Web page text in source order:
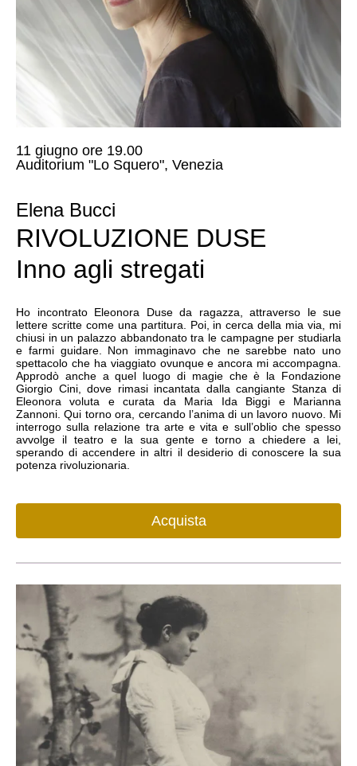
11 giugno ore 19.00
Auditorium "Lo Squero", Venezia
Elena Bucci
RIVOLUZIONE DUSE
Inno agli stregati
Ho incontrato Eleonora Duse da ragazza, attraverso le sue
lettere scritte come una partitura. Poi, in cerca della mia via, mi
chiusi in un palazzo abbandonato tra le campagne per studiarla
e farmi guidare. Non immaginavo che ne sarebbe nato uno
spettacolo che ha viaggiato ovunque e ancora mi accompagna.
Approdò anche a quel luogo di magie che è la Fondazione
Giorgio Cini, dove rimasi incantata dalla cangiante Stanza di
Eleonora voluta e curata da Maria Ida Biggi e Marianna
Zannoni. Qui torno ora, cercando l’anima di un lavoro nuovo. Mi
interrogo sulla relazione tra arte e vita e sull’oblio che spesso
avvolge il teatro e la sua gente e torno a chiedere a lei,
sperando di accendere in altri il desiderio di conoscere la sua
potenza rivoluzionaria.
Acquista